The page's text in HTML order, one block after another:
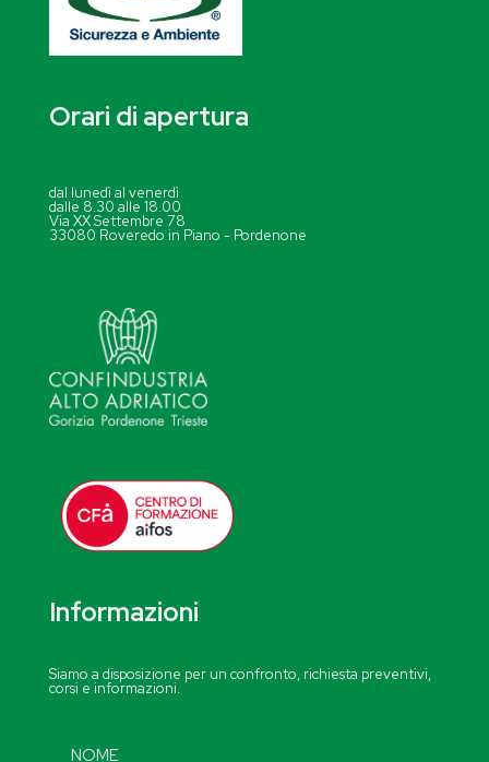
Orari di apertura
dal lunedì al venerdì
dalle 8.30 alle 18.00
Via XX Settembre 78
33080 Roveredo in Piano - Pordenone
Informazioni
Siamo a disposizione per un confronto, richiesta preventivi,
corsi e informazioni.